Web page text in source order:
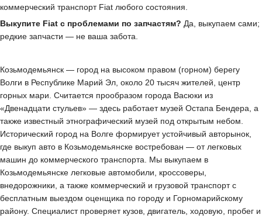
коммерческий транспорт Fiat любого состояния.
Выкупите Fiat с проблемами по запчастям? Да, выкупаем сами;
редкие запчасти — не ваша забота.
Козьмодемьянск — город на высоком правом (горном) берегу
Волги в Республике Марий Эл, около 20 тысяч жителей, центр
горных мари. Считается прообразом города Васюки из
«Двенадцати стульев» — здесь работает музей Остапа Бендера, а
также известный этнографический музей под открытым небом.
Исторический город на Волге формирует устойчивый авторынок,
где выкуп авто в Козьмодемьянске востребован — от легковых
машин до коммерческого транспорта. Мы выкупаем в
Козьмодемьянске легковые автомобили, кроссоверы,
внедорожники, а также коммерческий и грузовой транспорт с
бесплатным выездом оценщика по городу и Горномарийскому
району. Специалист проверяет кузов, двигатель, ходовую, пробег и